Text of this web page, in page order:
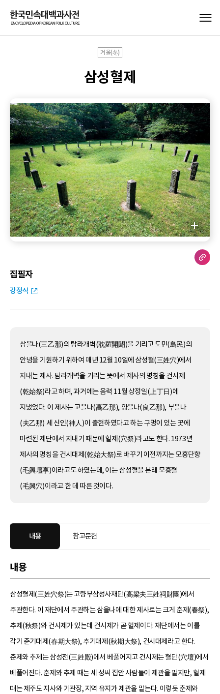
겨울(冬)
삼성혈제
집필자
강정식
삼을나(三乙那)의 탐라개벽(耽羅開闢)을 기리고 도민(島民)의
안녕을 기원하기 위하여 매년 12월 10일에 삼성혈(三姓穴)에서
지내는 제사. 탐라개벽을 기리는 뜻에서 제사의 명칭을 건시제
(乾始祭)라고 하며, 과거에는 음력 11월 상정일(上丁日)에
지냈었다. 이 제사는 고을나(高乙那), 양을나(良乙那), 부을나
(夫乙那) 세 신인(神人)이 출현하였다고 하는 구멍이 있는 곳에
마련된 제단에서 지내기 때문에 혈제(穴祭)라고도 한다. 1973년
제사의 명칭을 건시대제(乾始大祭)로 바꾸기 이전까지는 모흥단향
(毛興壇享)이라고도 하였는데, 이는 삼성혈을 본래 모흥혈
(毛興穴)이라고 한 데 따른 것이다.
내용 참고문헌
내용
삼성혈제(三姓穴祭)는 고량부삼성사재단(高梁夫三姓祠財團)에서
주관한다. 이 재단에서 주관하는 삼을나에 대한 제사로는 크게 춘제(春祭),
추제(秋祭)와 건시제가 있는데 건시제가 곧 혈제이다. 재단에서는 이를
각기 춘기대제(春期大祭), 추기대제(秋期大祭), 건시대제라고 한다.
춘제와 추제는 삼성전(三姓殿)에서 베풀어지고 건시제는 혈단(穴壇)에서
베풀어진다. 춘제와 추제 때는 세 성씨 집안 사람들이 제관을 맡지만, 혈제
때는 제주도 지사와 기관장, 지역 유지가 제관을 맡는다. 이렇듯 춘제와